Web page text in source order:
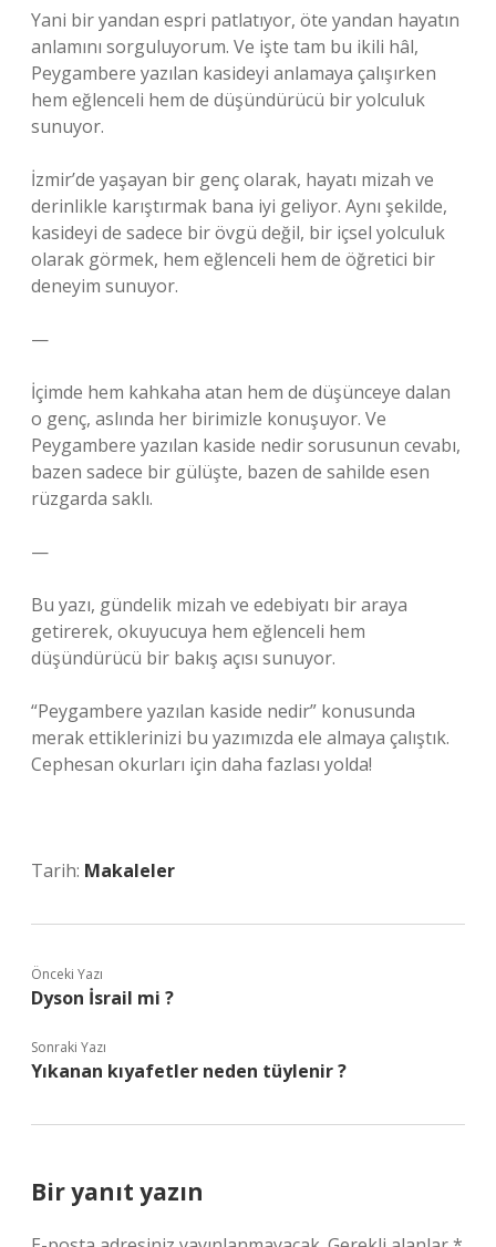
Yani bir yandan espri patlatıyor, öte yandan hayatın
anlamını sorguluyorum. Ve işte tam bu ikili hâl,
Peygambere yazılan kasideyi anlamaya çalışırken
hem eğlenceli hem de düşündürücü bir yolculuk
sunuyor.
İzmir’de yaşayan bir genç olarak, hayatı mizah ve
derinlikle karıştırmak bana iyi geliyor. Aynı şekilde,
kasideyi de sadece bir övgü değil, bir içsel yolculuk
olarak görmek, hem eğlenceli hem de öğretici bir
deneyim sunuyor.
—
İçimde hem kahkaha atan hem de düşünceye dalan
o genç, aslında her birimizle konuşuyor. Ve
Peygambere yazılan kaside nedir sorusunun cevabı,
bazen sadece bir gülüşte, bazen de sahilde esen
rüzgarda saklı.
—
Bu yazı, gündelik mizah ve edebiyatı bir araya
getirerek, okuyucuya hem eğlenceli hem
düşündürücü bir bakış açısı sunuyor.
“Peygambere yazılan kaside nedir” konusunda
merak ettiklerinizi bu yazımızda ele almaya çalıştık.
Cephesan okurları için daha fazlası yolda!
Tarih: Makaleler
Önceki Yazı
Dyson İsrail mi ?
Sonraki Yazı
Yıkanan kıyafetler neden tüylenir ?
Bir yanıt yazın